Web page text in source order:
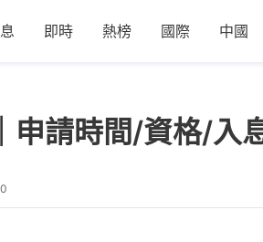
即時 熱榜 國際 中國
申請時間/資格/入